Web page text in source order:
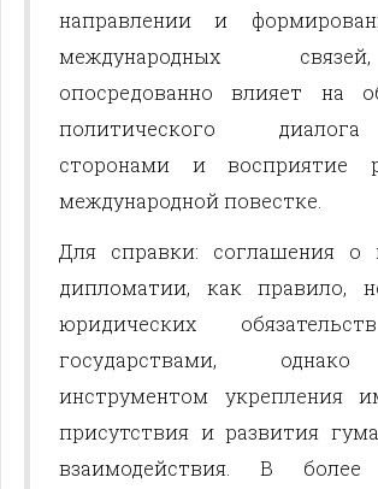
направлении и
международных
опосредованно влияет на
политического
сторонами и восприятие
международной повестке.
Для справки: соглашения о
дипломатии, как правило,
юридических
государствами,
инструментом укрепления
присутствия и развития
взаимодействия. В